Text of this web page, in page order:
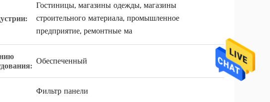
Гостиницы, магазины одежды, магазины
строительного материала, промышленное
предприятие, ремонтные ма
Обеспеченный
Фильтр панели